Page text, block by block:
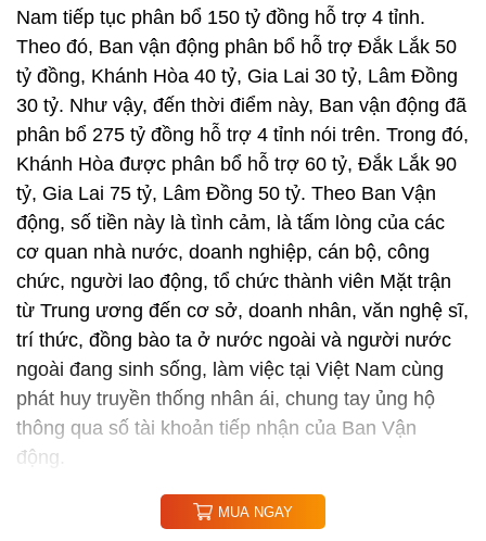
Nam tiếp tục phân bổ 150 tỷ đồng hỗ trợ 4 tỉnh.
Theo đó, Ban vận động phân bổ hỗ trợ Đắk Lắk 50
tỷ đồng, Khánh Hòa 40 tỷ, Gia Lai 30 tỷ, Lâm Đồng
30 tỷ. Như vậy, đến thời điểm này, Ban vận động đã
phân bổ 275 tỷ đồng hỗ trợ 4 tỉnh nói trên. Trong đó,
Khánh Hòa được phân bổ hỗ trợ 60 tỷ, Đắk Lắk 90
tỷ, Gia Lai 75 tỷ, Lâm Đồng 50 tỷ. Theo Ban Vận
động, số tiền này là tình cảm, là tấm lòng của các
cơ quan nhà nước, doanh nghiệp, cán bộ, công
chức, người lao động, tổ chức thành viên Mặt trận
từ Trung ương đến cơ sở, doanh nhân, văn nghệ sĩ,
trí thức, đồng bào ta ở nước ngoài và người nước
ngoài đang sinh sống, làm việc tại Việt Nam cùng
phát huy truyền thống nhân ái, chung tay ủng hộ
thông qua số tài khoản tiếp nhận của Ban Vận
động.
MUA NGAY